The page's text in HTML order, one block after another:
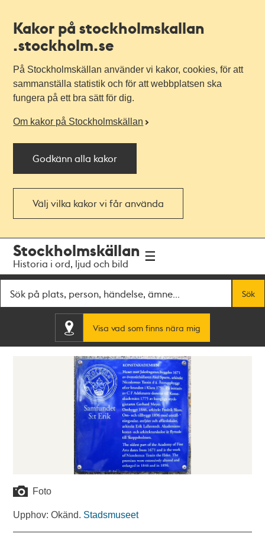
Kakor på stockholmskallan
.stockholm.se
På Stockholmskällan använder vi kakor, cookies, för att
sammanställa statistik och för att webbplatsen ska
fungera på ett bra sätt för dig.
Om kakor på Stockholmskällan
Godkänn alla kakor
Välj vilka kakor vi får använda
navigationen
huvudinnehållet
Stockholmskällan
Historia i ord, ljud och bild
Sök
Visa vad som finns nära mig
Foto
Upphov: Okänd. Stadsmuseet